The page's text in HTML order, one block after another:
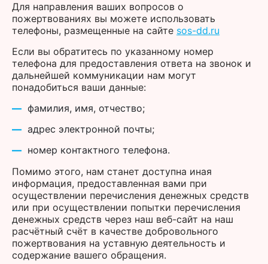
Для направления ваших вопросов о
пожертвованиях вы можете использовать
телефоны, размещенные на сайте sos-dd.ru
Если вы обратитесь по указанному номер
телефона для предоставления ответа на звонок и
дальнейшей коммуникации нам могут
понадобиться ваши данные:
фамилия, имя, отчество;
адрес электронной почты;
номер контактного телефона.
Помимо этого, нам станет доступна иная
информация, предоставленная вами при
осуществлении перечисления денежных средств
или при осуществлении попытки перечисления
денежных средств через наш веб-сайт на наш
расчётный счёт в качестве добровольного
пожертвования на уставную деятельность и
содержание вашего обращения.